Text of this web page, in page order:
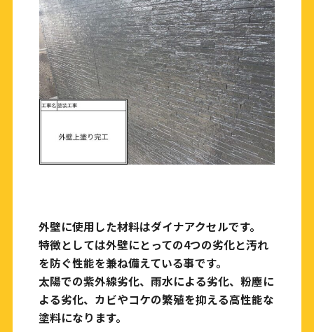
外壁に使用した材料はダイナアクセルです。
特徴としては外壁にとっての4つの劣化と汚れ
を防ぐ性能を兼ね備えている事です。
太陽での紫外線劣化、雨水による劣化、粉塵に
よる劣化、カビやコケの繁殖を抑える高性能な
塗料になります。